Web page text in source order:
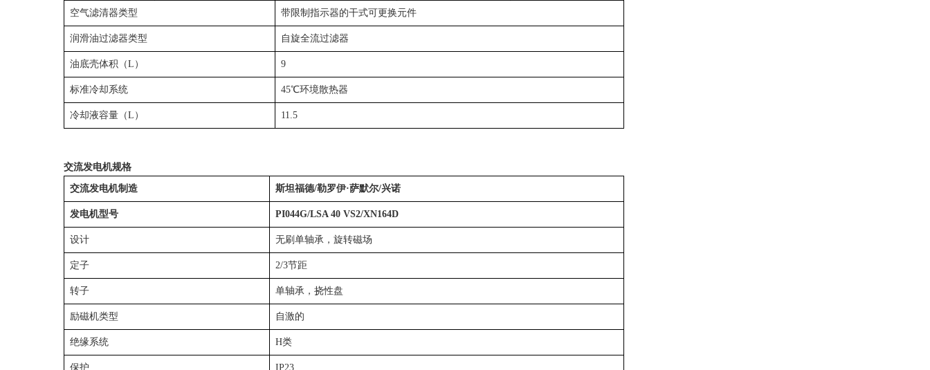
空气滤清器类型 带限制指示器的干式可更换元件
润滑油过滤器类型 自旋全流过滤器
油底壳体积（L） 9
标准冷却系统 45℃环境散热器
冷却液容量（L） 11.5
交流发电机规格
交流发电机制造 斯坦福德/勒罗伊·萨默尔/兴诺
发电机型号 PI044G/LSA 40 VS2/XN164D
设计 无刷单轴承，旋转磁场
定子 2/3节距
转子 单轴承，挠性盘
励磁机类型 自激的
绝缘系统 H类
保护 IP23